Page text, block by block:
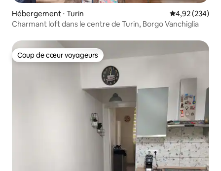
Hébergement ⋅ Turin Évaluation
4,92 (234)
Charmant loft dans le centre de Turin, Borgo Vanchiglia
Coup de cœur voyageurs
Coup de cœur voyageurs